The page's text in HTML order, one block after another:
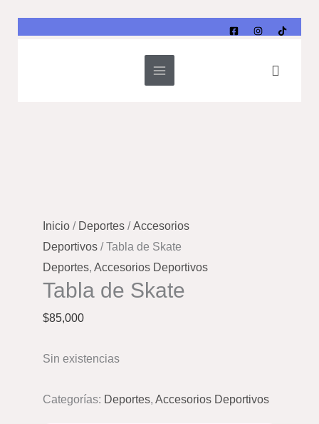
Buscar
Inicio / Deportes /Accesorios
Deportivos / Tabla de Skate
Deportes, Accesorios Deportivos
Tabla de Skate
$85,000
Sin existencias
Categorías: Deportes, Accesorios Deportivos